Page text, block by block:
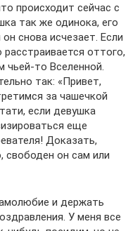
происходит сейчас с
так же одинока, его
снова исчезает. Если
оттого,
чьей-то Вселенной.
так: «Привет,
за чашечкой
если девушка
еще
Доказать,
свободен он сам или
и держать
У меня все